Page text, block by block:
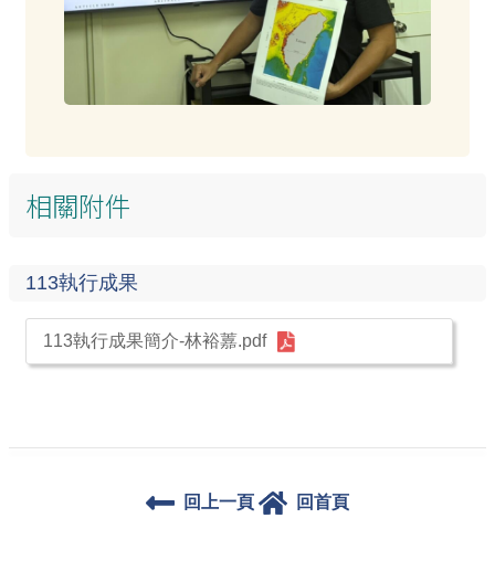
相關附件
113執行成果
113執行成果簡介-林裕䕒.pdf
回上一頁 回首頁